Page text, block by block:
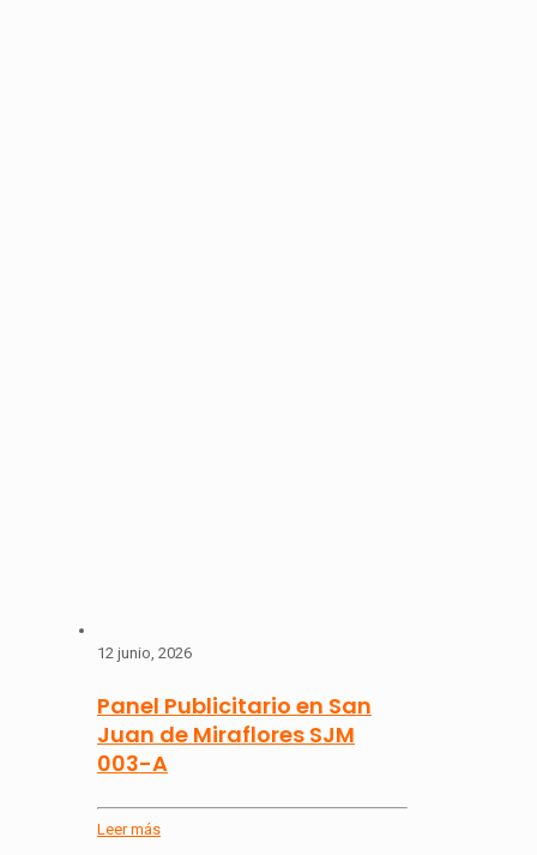
12 junio, 2026
Panel Publicitario en San
Juan de Miraflores SJM
003-A
Leer más